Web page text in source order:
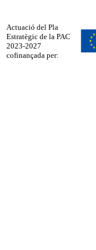
Actuació del Pla
Estratègic de la PAC
2023-2027
cofinançada per: